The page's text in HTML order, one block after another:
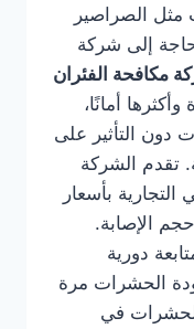
مثل الصراصير
إلى شركة
مكافحة الفئران
أمانًا،
دون التأثير على
تقدم الشركة
التجارية بأسعار
الإصابة.
دورية
الحشرات مرة
في